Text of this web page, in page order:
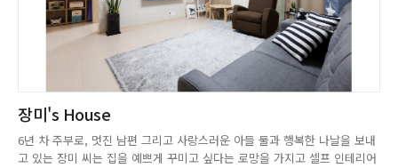
장미's House
6년 차 주부로, 멋진 남편 그리고 사랑스러운 아들 둘과 행복한 나날을 보내
고 있는 장미 씨는 집을 예쁘게 꾸미고 싶다는 로망을 가지고 셀프 인테리어